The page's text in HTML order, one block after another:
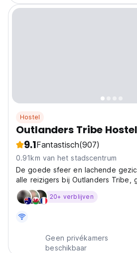
Hostel
Outlanders Tribe Hostel
9.1Fantastisch(907)
0.91km van het stadscentrum
De goede sfeer en lachende
alle reizigers bij Outlanders Tribe,
tussen het stadscentrum en het
20+ verblijven
Geen privékamers
beschikbaar